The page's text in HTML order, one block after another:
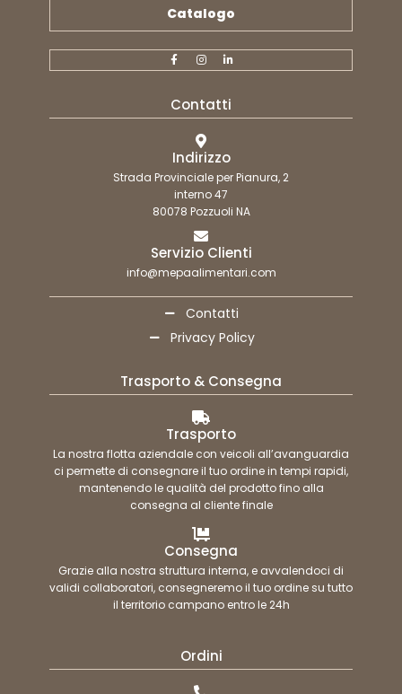
Catalogo
Contatti
Indirizzo
Strada Provinciale per Pianura, 2
interno 47
80078 Pozzuoli NA
Servizio Clienti
info@mepaalimentari.com
Contatti
Privacy Policy
Trasporto & Consegna
Trasporto
La nostra flotta aziendale con veicoli all’avanguardia
ci permette di consegnare il tuo ordine in tempi rapidi,
mantenendo le qualità del prodotto fino alla
consegna al cliente finale
Consegna
Grazie alla nostra struttura interna, e avvalendoci di
validi collaboratori, consegneremo il tuo ordine su tutto
il territorio campano entro le 24h
Ordini